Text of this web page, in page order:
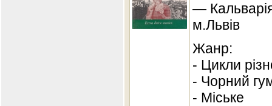
—
м.Львів
Жанр:
- Цикли
- Чорний
- Міське